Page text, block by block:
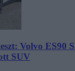
Volvo ES90
SUV